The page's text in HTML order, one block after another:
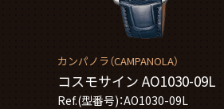
カンパノラ（CAMPANOLA）
コスモサイン AO1030-09L
Ref.(型番号)：AO1030-09L